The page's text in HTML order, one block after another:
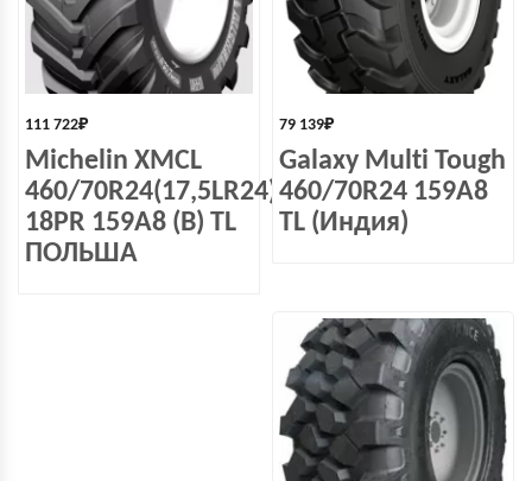
111 722₽
Michelin XMCL
460/70R24(17,5LR24)
18PR 159A8 (B) TL
ПОЛЬША
79 139₽
Galaxy Multi Tough
460/70R24 159A8
TL (Индия)